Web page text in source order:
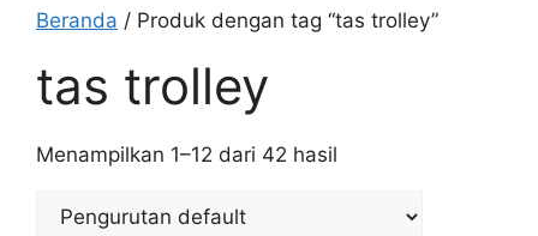
Beranda / Produk dengan tag “tas trolley”
tas trolley
Menampilkan 1–12 dari 42 hasil